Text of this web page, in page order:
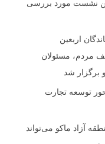
نشست مورد بررسی
اربعین
مردم، مسئولان
برگزار شد
توسعه تجارت
آزاد ماکو می‌تواند